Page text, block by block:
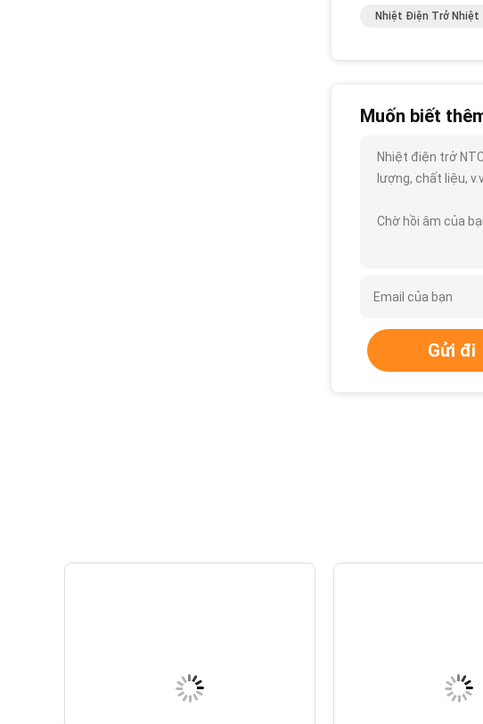
Nhiệt Điện Trở Nhiệt
Muốn biết
Nhiệt điện trở
lượng, chất liệu,
Chờ hồi âm của
Gửi đi